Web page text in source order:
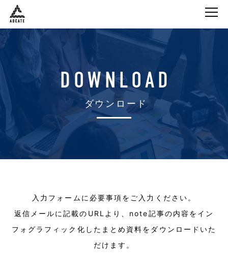
DOWNLOAD
ダウンロード
入力フォームに必要事項をご入力ください。
返信メールに記載のURLより、note記事の内容をイン
フォグラフィック化したまとめ資料をダウンロードいた
だけます。